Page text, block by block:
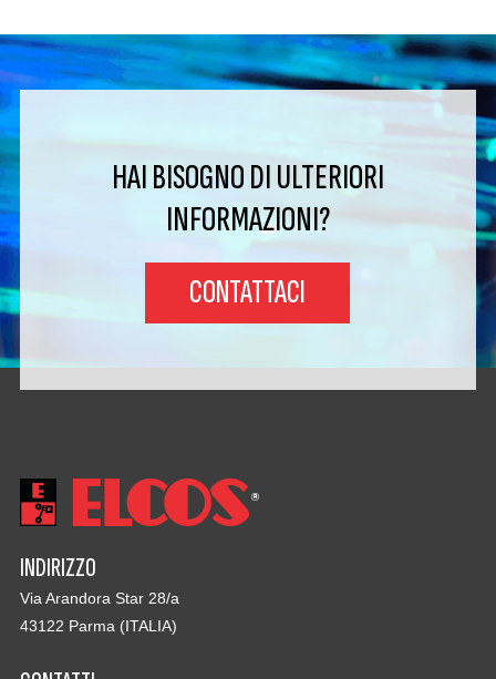
HAI BISOGNO DI ULTERIORI
INFORMAZIONI?
CONTATTACI
INDIRIZZO
Via Arandora Star 28/a
43122 Parma (ITALIA)